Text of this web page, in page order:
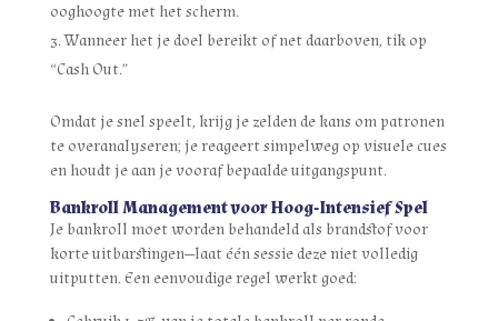
ooghoogte met het scherm.
Wanneer het je doel bereikt of net daarboven, tik op
“Cash Out.”
Omdat je snel speelt, krijg je zelden de kans om patronen
te overanalyseren; je reageert simpelweg op visuele cues
en houdt je aan je vooraf bepaalde uitgangspunt.
Bankroll Management voor Hoog‑Intensief Spel
Je bankroll moet worden behandeld als brandstof voor
korte uitbarstingen—laat één sessie deze niet volledig
uitputten. Een eenvoudige regel werkt goed: